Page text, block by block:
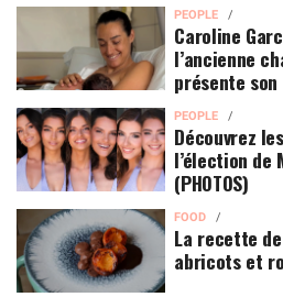
PEOPLE
Caroline
l’ancienne
présente
PEOPLE
Découvrez
l’élection de
(PHOTOS)
FOOD
La recette
abricots et